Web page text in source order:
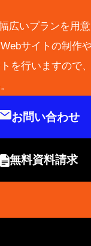
広いプランを用
サイトの制作
を行いますので
お問い合わせ
無料資料請求